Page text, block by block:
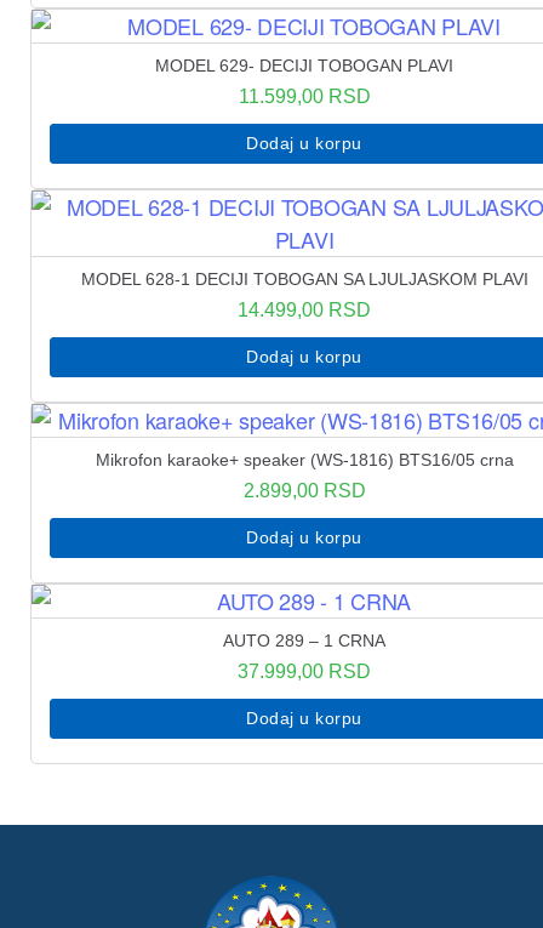
MODEL 629- DECIJI TOBOGAN PLAVI
11.599,00 RSD
Dodaj u korpu
MODEL 628-1 DECIJI TOBOGAN SA LJULJASKOM PLAVI
14.499,00 RSD
Dodaj u korpu
Mikrofon karaoke+ speaker (WS-1816) BTS16/05 crna
2.899,00 RSD
Dodaj u korpu
AUTO 289 – 1 CRNA
37.999,00 RSD
Dodaj u korpu